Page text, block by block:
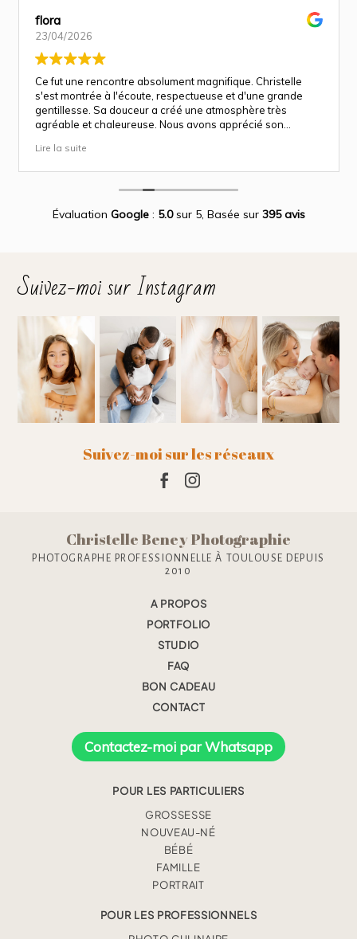
flora
23/04/2026
Ce fut une rencontre absolument magnifique. Christelle
s'est montrée à l'écoute, respectueuse et d'une grande
gentillesse. Sa douceur a créé une atmosphère très
agréable et chaleureuse. Nous avons apprécié son
(grossesse et naissance). Ce fut une expérience des plus
Encore merci infiniment.
Lire la suite
Évaluation Google: 5.0sur 5, Basée sur 395 avis
Suivez-moi sur Instagram
Suivez-moi sur les réseaux
Christelle Beney Photographie
PHOTOGRAPHE PROFESSIONNELLE À TOULOUSE DEPUIS
2010
A PROPOS
PORTFOLIO
STUDIO
FAQ
BON CADEAU
CONTACT
Contactez-moi par Whatsapp
POUR LES PARTICULIERS
GROSSESSE
NOUVEAU-NÉ
BÉBÉ
FAMILLE
PORTRAIT
POUR LES PROFESSIONNELS